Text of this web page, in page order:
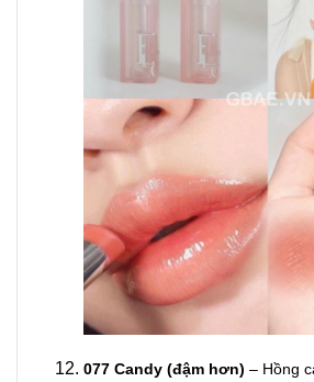
077 Candy (đậm hơn) – Hồng